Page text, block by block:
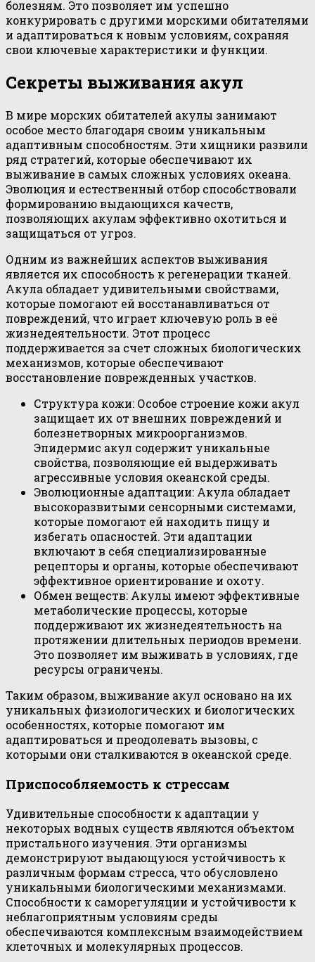
болезням. Это позволяет им успешно
конкурировать с другими морскими обитателями
и адаптироваться к новым условиям, сохраняя
свои ключевые характеристики и функции.
Секреты выживания акул
В мире морских обитателей акулы занимают
особое место благодаря своим уникальным
адаптивным способностям. Эти хищники развили
ряд стратегий, которые обеспечивают их
выживание в самых сложных условиях океана.
Эволюция и естественный отбор способствовали
формированию выдающихся качеств,
позволяющих акулам эффективно охотиться и
защищаться от угроз.
Одним из важнейших аспектов выживания
является их способность к регенерации тканей.
Акула обладает удивительными свойствами,
которые помогают ей восстанавливаться от
повреждений, что играет ключевую роль в её
жизнедеятельности. Этот процесс
поддерживается за счет сложных биологических
механизмов, которые обеспечивают
восстановление поврежденных участков.
Структура кожи: Особое строение кожи акул
защищает их от внешних повреждений и
болезнетворных микроорганизмов.
Эпидермис акул содержит уникальные
свойства, позволяющие ей выдерживать
агрессивные условия океанской среды.
Эволюционные адаптации: Акула обладает
высокоразвитыми сенсорными системами,
которые помогают ей находить пищу и
избегать опасностей. Эти адаптации
включают в себя специализированные
рецепторы и органы, которые обеспечивают
эффективное ориентирование и охоту.
Обмен веществ: Акулы имеют эффективные
метаболические процессы, которые
поддерживают их жизнедеятельность на
протяжении длительных периодов времени.
Это позволяет им выживать в условиях, где
ресурсы ограничены.
Таким образом, выживание акул основано на их
уникальных физиологических и биологических
особенностях, которые помогают им
адаптироваться и преодолевать вызовы, с
которыми они сталкиваются в океанской среде.
Приспособляемость к стрессам
Удивительные способности к адаптации у
некоторых водных существ являются объектом
пристального изучения. Эти организмы
демонстрируют выдающуюся устойчивость к
различным формам стресса, что обусловлено
уникальными биологическими механизмами.
Способности к саморегуляции и устойчивости к
неблагоприятным условиям среды
обеспечиваются комплексным взаимодействием
клеточных и молекулярных процессов.